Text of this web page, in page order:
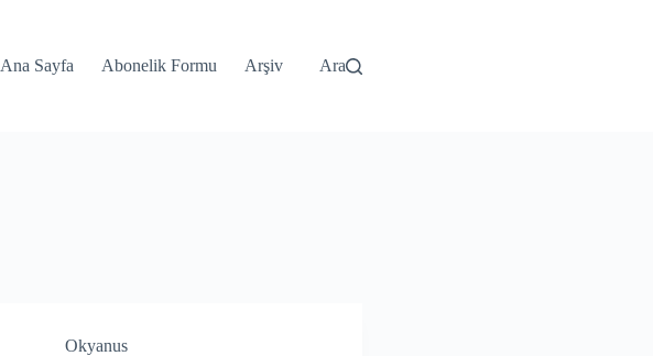
Ana Sayfa Abonelik Formu Arşiv Ara
Okyanus